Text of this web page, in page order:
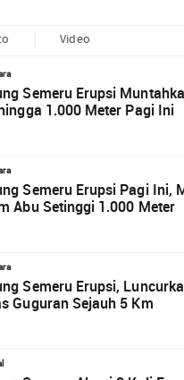
Video
Semeru Erupsi
1.000 Meter Pagi Ini
Semeru Erupsi Pagi Ini,
Abu Setinggi 1.000 Meter
Semeru Erupsi,
Guguran Sejauh 5 Km